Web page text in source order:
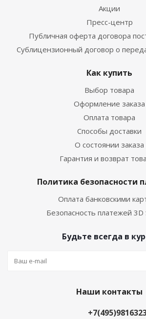
Акции
Пресс-центр
Публичная оферта договора
Сублицензионный договор о
Как купить
Выбор товара
Оформление заказа
Оплата товара
Способы доставки
О состоянии заказа
Гарантия и возврат
Политика безопасности
Оплата банковскими
Безопасность платежей 3D
Будьте всегда в
Наши контакты